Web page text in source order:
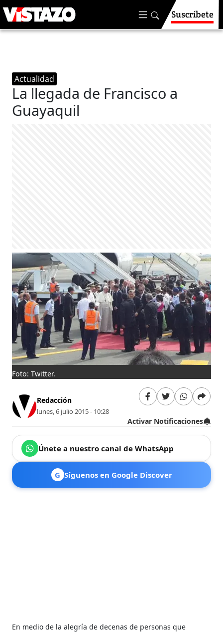
Suscríbete
Actualidad
La llegada de Francisco a
Guayaquil
Foto: Twitter.
Redacción
lunes, 6 julio 2015 - 10:28
Activar Notificaciones
Únete a nuestro canal de WhatsApp
G Síguenos en Google Discover
En medio de la alegría de decenas de personas que